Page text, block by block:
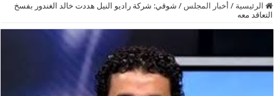
الرئيسية / أخبار المجلس / شوقي: شركة راديو النيل هددت خالد الغندور بفسخ
التعاقد معه